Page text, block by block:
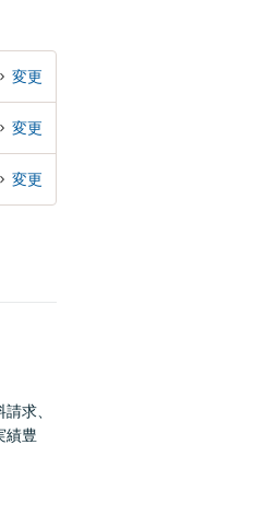
変更
変更
変更
求、
績豊